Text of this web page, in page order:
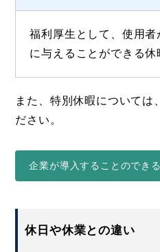
福利厚生として、使用
に与えることができる休
また、特別休暇については
ださい。
企業が導入することのでき
休日や休業との違い